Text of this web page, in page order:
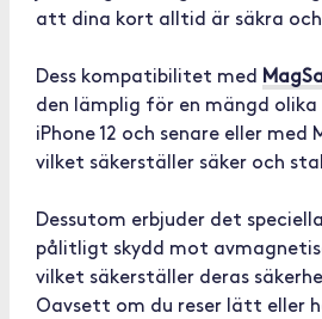
att dina kort alltid är säkra
Dess kompatibilitet med
den lämplig för en mängd
iPhone 12 och senare eller med
vilket säkerställer säker och
Dessutom erbjuder det
pålitligt skydd mot
vilket säkerställer deras
Oavsett om du reser lätt eller